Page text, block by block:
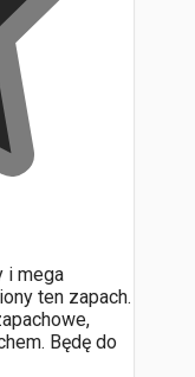
i mega
ten zapach.
Będę do